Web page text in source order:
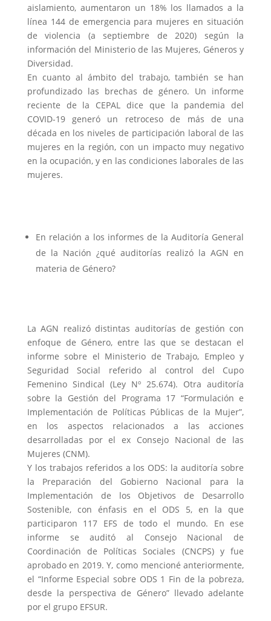
aislamiento, aumentaron un 18% los llamados a la
línea 144 de emergencia para mujeres en situación
de violencia (a septiembre de 2020) según la
información del Ministerio de las Mujeres, Géneros y
Diversidad.
En cuanto al ámbito del trabajo, también se han
profundizado las brechas de género. Un informe
reciente de la CEPAL dice que la pandemia del
COVID-19 generó un retroceso de más de una
década en los niveles de participación laboral de las
mujeres en la región, con un impacto muy negativo
en la ocupación, y en las condiciones laborales de las
mujeres.
En relación a los informes de la Auditoría General
de la Nación ¿qué auditorías realizó la AGN en
materia de Género?
La AGN realizó distintas auditorías de gestión con
enfoque de Género, entre las que se destacan el
informe sobre el Ministerio de Trabajo, Empleo y
Seguridad Social referido al control del Cupo
Femenino Sindical (Ley Nº 25.674). Otra auditoría
sobre la Gestión del Programa 17 “Formulación e
Implementación de Políticas Públicas de la Mujer”,
en los aspectos relacionados a las acciones
desarrolladas por el ex Consejo Nacional de las
Mujeres (CNM).
Y los trabajos referidos a los ODS: la auditoría sobre
la Preparación del Gobierno Nacional para la
Implementación de los Objetivos de Desarrollo
Sostenible, con énfasis en el ODS 5, en la que
participaron 117 EFS de todo el mundo. En ese
informe se auditó al Consejo Nacional de
Coordinación de Políticas Sociales (CNCPS) y fue
aprobado en 2019. Y, como mencioné anteriormente,
el “Informe Especial sobre ODS 1 Fin de la pobreza,
desde la perspectiva de Género” llevado adelante
por el grupo EFSUR.